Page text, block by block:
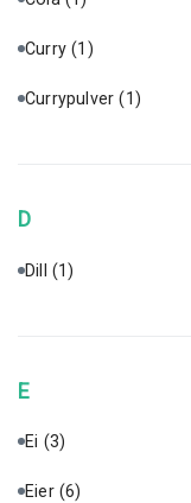
Curry(1)
Currypulver(1)
D
Dill (1)
E
Ei (3)
Eier (6)